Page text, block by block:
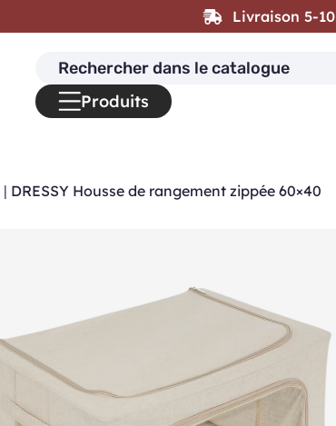
| DRESSY Housse de rangement zippée 60×40
Livraison 5-
Search
for:
Produits